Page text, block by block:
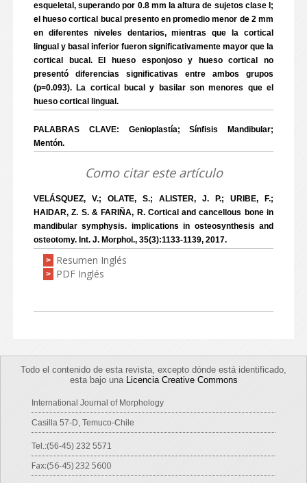
esqueletal, superando por 0.8 mm la altura de sujetos clase I;
el hueso cortical bucal presento en promedio menor de 2 mm
en diferentes niveles dentarios, mientras que la cortical
lingual y basal inferior fueron significativamente mayor que la
cortical bucal. El hueso esponjoso y hueso cortical no
presentó diferencias significativas entre ambos grupos
(p=0.093). La cortical bucal y basilar son menores que el
hueso cortical lingual.
PALABRAS CLAVE: Genioplastía; Sínfisis Mandibular;
Mentón.
Como citar este artículo
VELÁSQUEZ, V.; OLATE, S.; ALISTER, J. P.; URIBE, F.;
HAIDAR, Z. S. & FARIÑA, R. Cortical and cancellous bone in
mandibular symphysis. implications in osteosynthesis and
osteotomy. Int. J. Morphol., 35(3):1133-1139, 2017.
> Resumen Inglés
> PDF Inglés
Todo el contenido de esta revista, excepto dónde está identificado,
esta bajo una Licencia Creative Commons
International Journal of Morphology
Casilla 57-D, Temuco-Chile
Tel.:(56-45) 232 5571
Fax:(56-45) 232 5600